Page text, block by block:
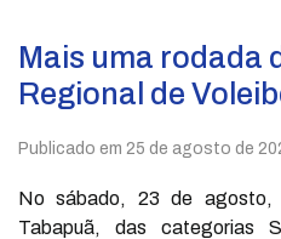
Mais uma rodada
Regional de
Publicado em 25 de agosto de
No sábado, 23 de agosto,
Tabapuã, das categorias